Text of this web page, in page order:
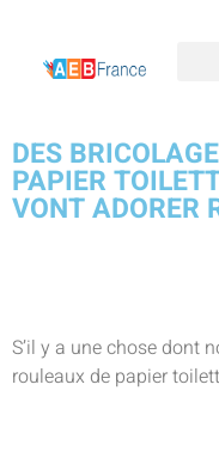
DES
PAPIER
VONT ADORER
S’il y a une chose dont
rouleaux de papier